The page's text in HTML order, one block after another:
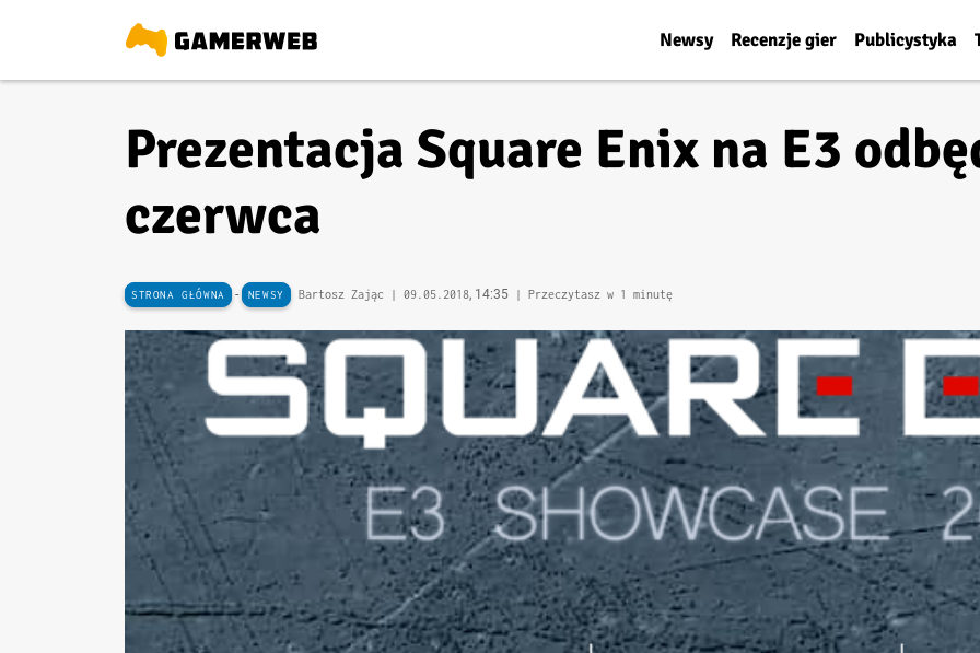
Newsy Recenzje gier Publicystyka
Prezentacja Square Enix na E3
czerwca
STRONA GŁÓWNA - NEWSY Bartosz Zając | 09.05.2018, 14:35 | Przeczytasz w 1 minutę